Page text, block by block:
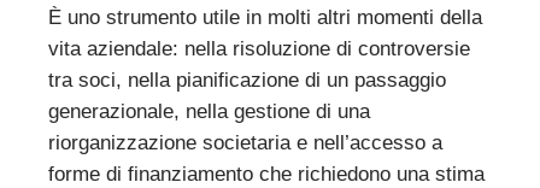
È uno strumento utile in molti altri momenti della
vita aziendale: nella risoluzione di controversie
tra soci, nella pianificazione di un passaggio
generazionale, nella gestione di una
riorganizzazione societaria e nell’accesso a
forme di finanziamento che richiedono una stima